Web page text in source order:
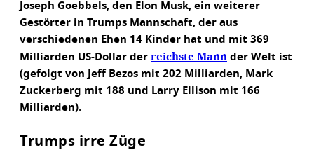
Joseph Goebbels, den Elon Musk, ein weiterer
Gestörter in Trumps Mannschaft, der aus
verschiedenen Ehen 14 Kinder hat und mit 369
Milliarden US-Dollar der reichste Mann der Welt ist
(gefolgt von Jeff Bezos mit 202 Milliarden, Mark
Zuckerberg mit 188 und Larry Ellison mit 166
Milliarden).
Trumps irre Züge